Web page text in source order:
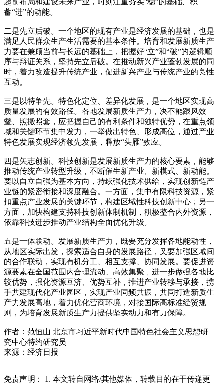
蓄“进”的动能。
二是先立后破。一个地区的现有产业是经济发展的基础，也是
满足人民群众生产生活需要的基本条件。培育和发展新质生产
力要在兼顾当前与长远的基础上，把握好“立”和“破”的逻辑顺
序与辩证关系，坚持先立后破。在推动新兴产业蓬勃发展的同
时，着力改造提升传统产业，促进新兴产业与传统产业的良性
互动。
三是以特争先。特色化定位、差异化发展，是一个地区实现高
质量发展的有效路径。各地发展新质生产力，决不能跟风效
颦、照搬照套，应把握自己的有利条件和独特优势，在重点领
域和关键环节集中发力，一举做出特色、形成高位，通过产业
特色发展实现经济领先发展，释放“头雁”效应。
四是矢志创新。科技创新是发展新质生产力的核心要素，能够
推动传统产业转型升级，不断催生新产业、新模式、新动能。
要以自立自强为基本方向，持续强化技术供给，实现创新链产
业链的紧密衔接和深度融合。一方面，集中有限科技资源，紧
扣重点产业发展的关键环节，构建区域性科技创新中心；另一
方面，加快构建支持科技创新体制机制，积极整合内外资源，
依靠科技进步推动产业结构全面优化升级。
五是一体联动。发展新质生产力，既要充分发挥各地能动性，
从地区实际出发，探索适合自身的发展路径，又要加强区域间
的合作联动，实现有机分工、相互支撑、协同发展。要促进资
源要素在全国范围内合理流动、高效集聚，进一步做强各地比
较优势，强化资源互济、优势互补，推进产业转移与承接，携
手共建现代化产业园区，实现产业同频共振，共同打造新质生
产力发展高地，着力优化营商环境，对接国际高标准经贸规
则，为培育发展新质生产力提供坚实动力和有力保障。
作者：范恒山 北京市习近平新时代中国特色社会主义思想研
究中心特约研究员
来源：经济日报
免责声明： 1. 本文转自网络/其他媒体，转载目的在于传递更